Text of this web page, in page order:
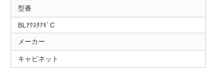
型番
BLｱｸｽﾀﾅｷﾞC
メーカー
キャビネット